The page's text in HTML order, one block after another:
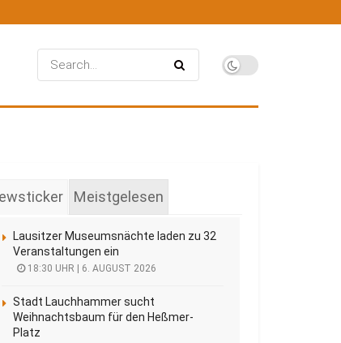
Meistgelesen
Lausitzer Museumsnächte laden zu 32
Veranstaltungen ein
18:30 UHR | 6. AUGUST 2026
Stadt Lauchhammer sucht
Weihnachtsbaum für den Heßmer-
Platz